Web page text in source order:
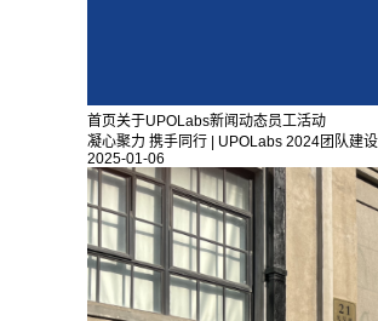
首页关于UPOLabs新闻动态员工活动
凝心聚力 携手同行 | UPOLabs 2024团队建
2025-01-06